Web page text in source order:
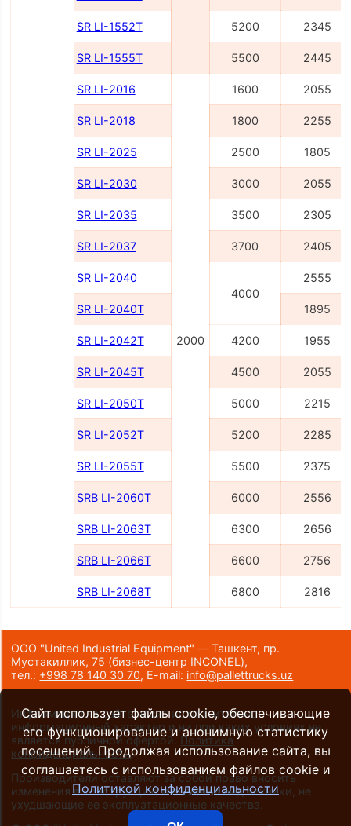
SR LI-1552Т 5200 2345
SR LI-1555Т 5500 2445
SR LI-2016
2000
1600 2055
SR LI-2018 1800 2255
SR LI-2025 2500 1805
SR LI-2030 3000 2055
SR LI-2035 3500 2305
SR LI-2037 3700 2405
SR LI-2040
4000
2555
SR LI-2040Т 1895
SR LI-2042Т 4200 1955
SR LI-2045Т 4500 2055
SR LI-2050Т 5000 2215
SR LI-2052Т 5200 2285
SR LI-2055Т 5500 2375
SRB LI-2060Т 6000 2556
SRB LI-2063Т 6300 2656
SRB LI-2066Т 6600 2756
SRB LI-2068Т 6800 2816
ООО "United Industrial Equipment" — Ташкент, пр.
Мустакиллик, 75 (бизнес-центр INCONEL),
тел.: +998 78 140 30 70, E-mail: info@pallettrucks.uz
Информация на сайте носит исключительно
информационный характер и ни при каких условиях не
является публичной офертой. Политика
конфиденциальности.
Производители оставляют за собой право вносить
изменения в конструкцию и внешний вид техники, не
ухудшающие ее эксплуатационные качества.
Сайт использует файлы cookie, обеспечивающие
его функционирование и анонимную статистику
посещений. Продолжая использование сайта, вы
соглашаетесь с использованием файлов cookie и
Политикой конфиденциальности